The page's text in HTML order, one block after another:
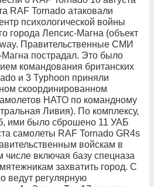
RAF Tornado атаковали
психологической войны
города Лепсис-Магна (объект
Правительственные СМИ
пострадал. Это было
командования британских
и 3 Typhoon приняли
скоординированном
НАТО по командному
Ливия). По комплексу,
ими было сброшено 11 УАБ
самолеты RAF Tornado GR4s
войскам в
включая базу спецназа
захватить город. С
ведут регулярную